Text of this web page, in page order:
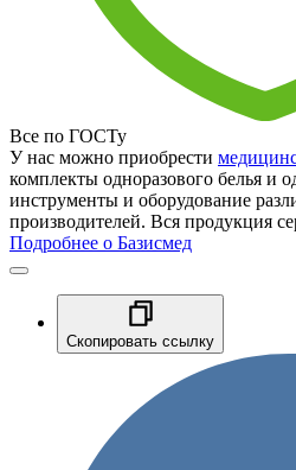
Все по ГОСТу
У нас можно приобрести
комплекты одноразового белья и
инструменты и оборудование
производителей. Вся продукция
Подробнее о Базисмед
Скопировать ссылку